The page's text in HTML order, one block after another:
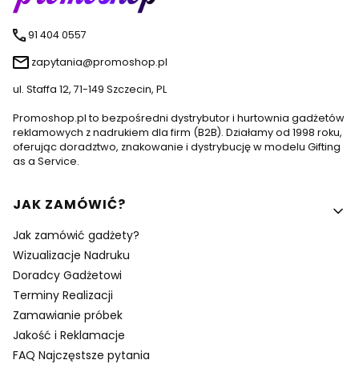
91 404 0557
zapytania@promoshop.pl
ul. Staffa 12, 71-149 Szczecin, PL
Promoshop.pl to bezpośredni dystrybutor i hurtownia gadżetów
reklamowych z nadrukiem dla firm (B2B). Działamy od 1998 roku,
oferując doradztwo, znakowanie i dystrybucję w modelu Gifting
as a Service.
Linki w stopce
JAK ZAMÓWIĆ?
Jak zamówić gadżety?
Wizualizacje Nadruku
Doradcy Gadżetowi
Terminy Realizacji
Zamawianie próbek
Jakość i Reklamacje
FAQ Najczęstsze pytania